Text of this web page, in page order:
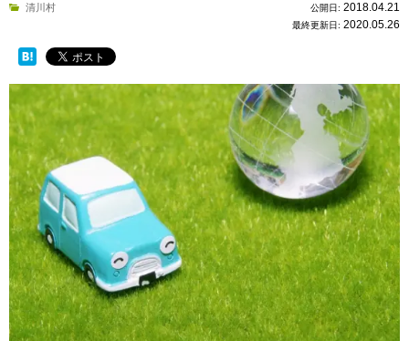
清川村 公開日: 2018.04.21
最終更新日: 2020.05.26